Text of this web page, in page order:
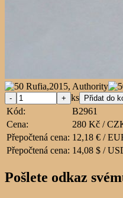
ks
Kód:
B2961
Cena:
280 Kč /
Přepočtená cena: 12,18 € /
Přepočtená cena: 14,08 $ /
Pošlete odkaz